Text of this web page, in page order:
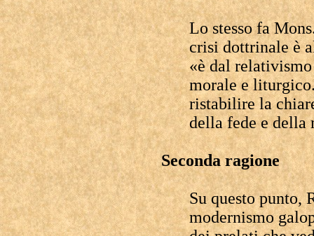
Lo stesso fa
crisi dottrinale è
«è dal
morale e
ristabilire la
della fede e
Seconda ragione
Su questo punto,
modernismo